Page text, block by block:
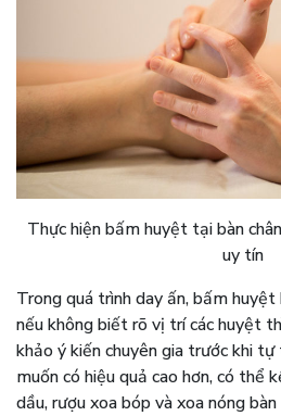
Thực hiện bấm huyệt tại bàn
uy tín
Trong quá trình day ấn, bấm huyệt
nếu không biết rõ vị trí các huyệt
khảo ý kiến chuyên gia trước khi tự
muốn có hiệu quả cao hơn, có thể
dầu, rượu xoa bóp và xoa nóng